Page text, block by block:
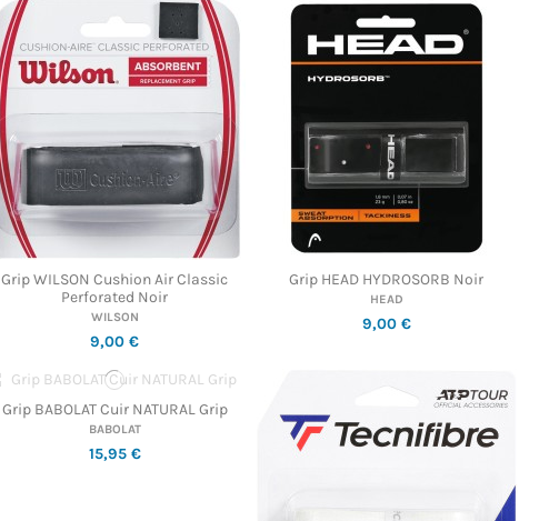
Grip WILSON Cushion Air Classic
Perforated Noir
WILSON
9,00 €
Grip HEAD HYDROSORB Noir
HEAD
9,00 €
Grip BABOLAT Cuir NATURAL Grip
BABOLAT
15,95 €